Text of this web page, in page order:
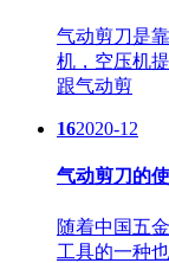
气动剪刀是
机，空压机
跟气动剪
162020-12
气动剪刀的
随着中国五
工具的一种